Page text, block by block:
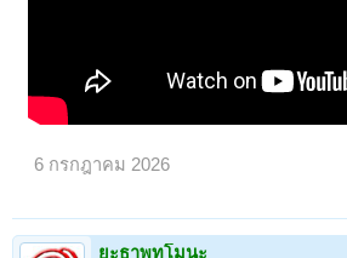
6 กรกฎาคม 2026
ยะธาพุทโมนะ